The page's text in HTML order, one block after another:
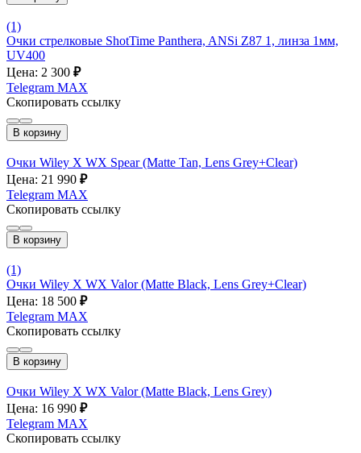
(1)
Очки стрелковые ShotTime Panthera, ANSi Z87 1, линза 1мм,
UV400
Цена: 2 300 ₽
Telegram MAX
Скопировать ссылку
В корзину
Очки Wiley X WX Spear (Matte Tan, Lens Grey+Clear)
Цена: 21 990 ₽
Telegram MAX
Скопировать ссылку
В корзину
(1)
Очки Wiley X WX Valor (Matte Black, Lens Grey+Clear)
Цена: 18 500 ₽
Telegram MAX
Скопировать ссылку
В корзину
Очки Wiley X WX Valor (Matte Black, Lens Grey)
Цена: 16 990 ₽
Telegram MAX
Скопировать ссылку